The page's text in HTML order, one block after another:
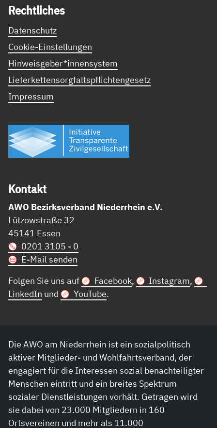
Recht­li­ches
Datenschutz
Cookie-Einstellungen
Hinweisgeber*innensystem
Lieferkettensorgfaltspflichtengesetz
Impressum
Kon­takt
AWO Bezirksverband Niederrhein e.V.
Lützowstraße 32
45141 Essen
0201 3105 - 0
E-Mail senden
Folgen Sie uns auf
Facebook, Instagram,
LinkedIn und YouTube.
Die AWO am Niederrhein ist ein sozialpolitisch
aktiver Mitglieder- und Wohlfahrtsverband, der
engagiert für die Interessen sozial benachteiligter
Menschen eintritt und ein breites Spektrum
sozialer Dienstleistungen vorhält. Getragen wird
sie dabei von 23.000 Mitgliedern in 160
Ortsvereinen und mehr als 11.000